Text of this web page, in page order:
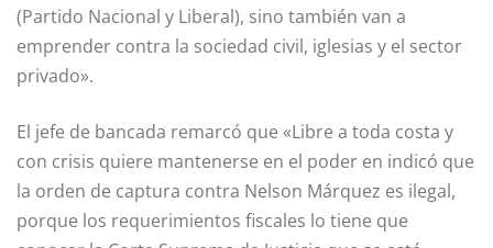
(Partido Nacional y Liberal), sino también van a
emprender contra la sociedad civil, iglesias y el sector
privado».
El jefe de bancada remarcó que «Libre a toda costa y
con crisis quiere mantenerse en el poder en indicó que
la orden de captura contra Nelson Márquez es ilegal,
porque los requerimientos fiscales lo tiene que